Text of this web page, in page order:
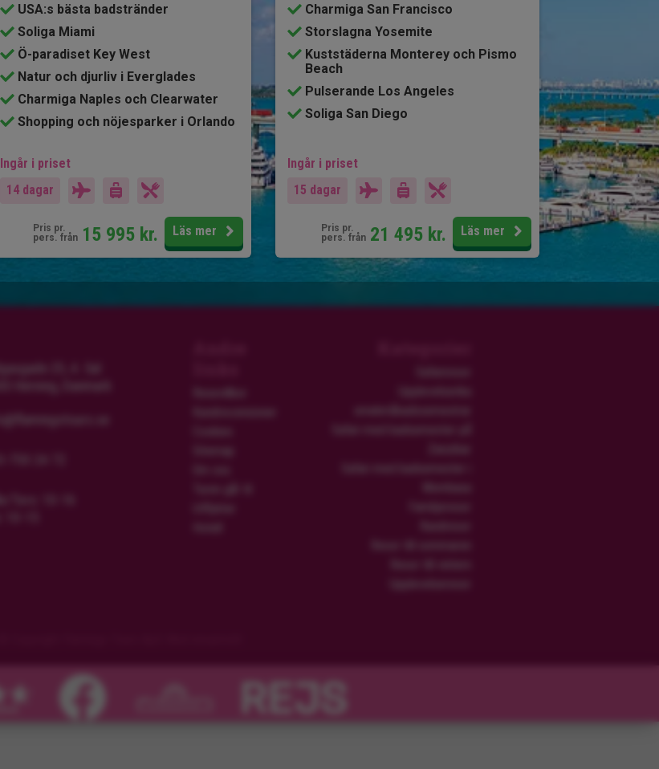
USA:s bästa badstränder
Soliga Miami
Ö-paradiset Key West
Natur och djurliv i Everglades
Charmiga Naples och Clearwater
Shopping och nöjesparker i Orlando
Ingår i priset
14 dagar
Pris pr.
pers. från 15 995 kr. Läs mer
Charmiga San Francisco
Storslagna Yosemite
Kuststäderna Monterey och Pismo
Beach
Pulserande Los Angeles
Soliga San Diego
Ingår i priset
15 dagar
Pris pr.
pers. från 21 495 kr. Läs mer